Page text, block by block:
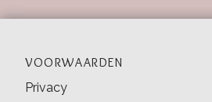
VOORWAARDEN
Privacy